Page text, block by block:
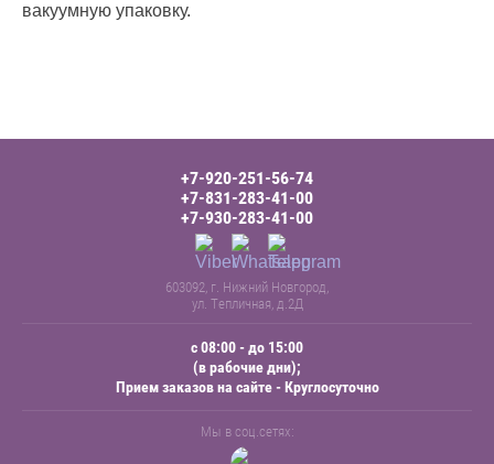
вакуумную упаковку.
с 08:00 - до 15:00
(в рабочие дни);
Прием заказов на сайте - Круглосуточно
+7-920-251-56-74
+7-831-283-41-00
+7-930-283-41-00
603092, г. Нижний Новгород,
ул. Тепличная, д.2Д
Мы в соц.сетях: